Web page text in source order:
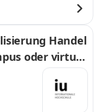
Handel
oder virtuel